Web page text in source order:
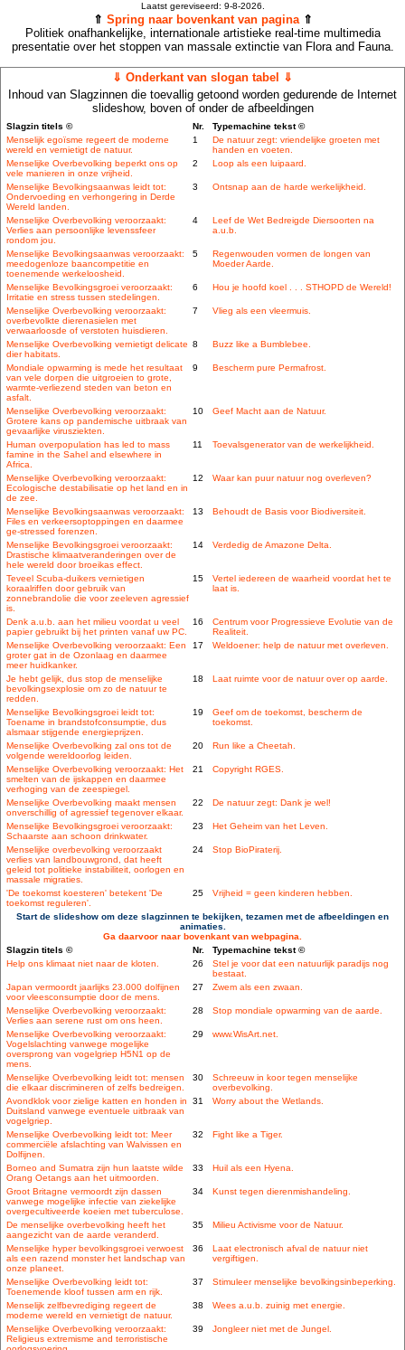
Laatst gereviseerd: 9-8-2026.
⇑ Spring naar bovenkant van pagina⇑
Politiek onafhankelijke, internationale artistieke real-time multimedia
presentatie over het stoppen van massale extinctie van Flora and Fauna.
⇓ Onderkant van slogan tabel ⇓
Inhoud van Slagzinnen die toevallig getoond worden gedurende de Internet
slideshow, boven of onder de afbeeldingen
Slagzin titels © Nr.
Typemachine tekst ©
Menselijk egoïsme regeert de moderne
wereld en vernietigt de natuur.
1
De natuur zegt: vriendelijke groeten met
handen en voeten.
Menselijke Overbevolking beperkt ons op
vele manieren in onze vrijheid.
2 Loop als een luipaard.
Menselijke Bevolkingsaanwas leidt tot:
Ondervoeding en verhongering in Derde
Wereld landen.
3 Ontsnap aan de harde werkelijkheid.
Menselijke Overbevolking veroorzaakt:
Verlies aan persoonlijke levenssfeer
rondom jou.
4
Leef de Wet Bedreigde Diersoorten na
a.u.b.
Menselijke Bevolkingsaanwas veroorzaakt:
meedogenloze baancompetitie en
toenemende werkeloosheid.
5
Regenwouden vormen de longen van
Moeder Aarde.
Menselijke Bevolkingsgroei veroorzaakt:
Irritatie en stress tussen stedelingen.
6 Hou je hoofd koel . . . STHOPD de Wereld!
Menselijke Overbevolking veroorzaakt:
overbevolkte dierenasielen met
verwaarloosde of verstoten huisdieren.
7 Vlieg als een vleermuis.
Menselijke Overbevolking vernietigt delicate
dier habitats.
8 Buzz like a Bumblebee.
Mondiale opwarming is mede het resultaat
van vele dorpen die uitgroeien to grote,
warmte-verliezend steden van beton en
asfalt.
9 Bescherm pure Permafrost.
Menselijke Overbevolking veroorzaakt:
Grotere kans op pandemische uitbraak van
gevaarlijke virusziekten.
10 Geef Macht aan de Natuur.
Human overpopulation has led to mass
famine in the Sahel and elsewhere in
Africa.
11 Toevalsgenerator van de werkelijkheid.
Menselijke Overbevolking veroorzaakt:
Ecologische destabilisatie op het land en in
de zee.
12 Waar kan puur natuur nog overleven?
Menselijke Bevolkingsaanwas veroorzaakt:
Files en verkeersoptoppingen en daarmee
ge-stressed forenzen.
13 Behoudt de Basis voor Biodiversiteit.
Menselijke Bevolkingsgroei veroorzaakt:
Drastische klimaatveranderingen over de
hele wereld door broeikas effect.
14 Verdedig de Amazone Delta.
Teveel Scuba-duikers vernietigen
koraalriffen door gebruik van
zonnebrandolie die voor zeeleven agressief
is.
15
Vertel iedereen de waarheid voordat het te
laat is.
Denk a.u.b. aan het milieu voordat u veel
papier gebruikt bij het printen vanaf uw PC.
16
Centrum voor Progressieve Evolutie van de
Realiteit.
Menselijke Overbevolking veroorzaakt: Een
groter gat in de Ozonlaag en daarmee
meer huidkanker.
17 Weldoener: help de natuur met overleven.
Je hebt gelijk, dus stop de menselijke
bevolkingsexplosie om zo de natuur te
redden.
18 Laat ruimte voor de natuur over op aarde.
Menselijke Bevolkingsgroei leidt tot:
Toename in brandstofconsumptie, dus
alsmaar stijgende energieprijzen.
19
Geef om de toekomst, bescherm de
toekomst.
Menselijke Overbevolking zal ons tot de
volgende wereldoorlog leiden.
20 Run like a Cheetah.
Menselijke Overbevolking veroorzaakt: Het
smelten van de ijskappen en daarmee
verhoging van de zeespiegel.
21 Copyright RGES.
Menselijke Overbevolking maakt mensen
onverschillig of agressief tegenover elkaar.
22 De natuur zegt: Dank je wel!
Menselijke Bevolkingsgroei veroorzaakt:
Schaarste aan schoon drinkwater.
23 Het Geheim van het Leven.
Menselijke overbevolking veroorzaakt
verlies van landbouwgrond, dat heeft
geleid tot politieke instabiliteit, oorlogen en
massale migraties.
24 Stop BioPiraterij.
'De toekomst koesteren' betekent 'De
toekomst reguleren'.
25 Vrijheid = geen kinderen hebben.
Start de slideshow om deze slagzinnen te bekijken, tezamen met de afbeeldingen en
animaties.
Ga daarvoor naar bovenkant van webpagina.
Slagzin titels ©
Nr.
Typemachine tekst ©
Help ons klimaat niet naar de kloten.
26
Stel je voor dat een natuurlijk paradijs nog
bestaat.
Japan vermoordt jaarlijks 23.000 dolfijnen
voor vleesconsumptie door de mens.
27 Zwem als een zwaan.
Menselijke Overbevolking veroorzaakt:
Verlies aan serene rust om ons heen.
28 Stop mondiale opwarming van de aarde.
Menselijke Overbevolking veroorzaakt:
Vogelslachting vanwege mogelijke
oversprong van vogelgriep H5N1 op de
mens.
29 www.WisArt.net.
Menselijke Overbevolking leidt tot: mensen
die elkaar discrimineren of zelfs bedreigen.
30
Schreeuw in koor tegen menselijke
overbevolking.
Avondklok voor zielige katten en honden in
Duitsland vanwege eventuele uitbraak van
vogelgriep.
31 Worry about the Wetlands.
Menselijke Overbevolking leidt tot: Meer
commerciële afslachting van Walvissen en
Dolfijnen.
32 Fight like a Tiger.
Borneo and Sumatra zijn hun laatste wilde
Orang Oetangs aan het uitmoorden.
33 Huil als een Hyena.
Groot Britagne vermoordt zijn dassen
vanwege mogelijke infectie van ziekelijke
overgecultiveerde koeien met tuberculose.
34 Kunst tegen dierenmishandeling.
De menselijke overbevolking heeft het
aangezicht van de aarde veranderd.
35 Milieu Activisme voor de Natuur.
Menselijke hyper bevolkingsgroei verwoest
als een razend monster het landschap van
onze planeet.
36
Laat electronisch afval de natuur niet
vergiftigen.
Menselijke Overbevolking leidt tot:
Toenemende kloof tussen arm en rijk.
37 Stimuleer menselijke bevolkingsinbeperking.
Menselijk zelfbevrediging regeert de
moderne wereld en vernietigt de natuur.
38 Wees a.u.b. zuinig met energie.
Menselijke Overbevolking veroorzaakt:
Religieus extremisme and terroristische
39 Jongleer niet met de Jungel.